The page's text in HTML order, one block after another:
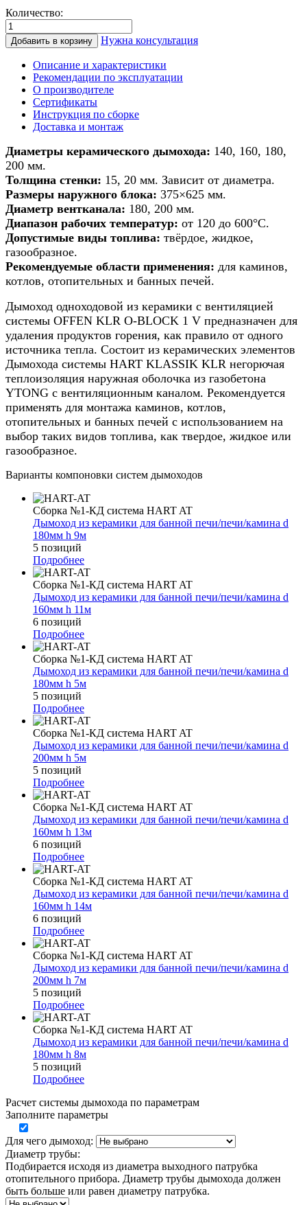
Количество:
Количество
товара
Дымоход
керамики
печи/
камина/
котла
140мм
h
12м
Добавить в корзину Нужна консультация
Описание и характеристики
Рекомендации по эксплуатации
О производителе
Сертификаты
Инструкция по сборке
Доставка и монтаж
Диаметры керамического дымохода: 140, 160, 180,
200 мм.
Толщина стенки: 15, 20 мм. Зависит от диаметра.
Размеры наружного блока: 375×625 мм.
Диаметр вентканала: 180, 200 мм.
Диапазон рабочих температур: от 120 до 600°С.
Допустимые виды топлива: твёрдое, жидкое,
газообразное.
Рекомендуемые области применения: для каминов,
котлов, отопительных и банных печей.
Дымоход одноходовой из керамики с вентиляцией
системы OFFEN KLR О-BLOCK 1 V предназначен для
удаления продуктов горения, как правило от одного
источника тепла. Состоит из керамических элементов
Дымохода системы HART KLASSIK KLR негорючая
теплоизоляция наружная оболочка из газобетона
YTONG с вентиляционным каналом. Рекомендуется
применять для монтажа каминов, котлов,
отопительных и банных печей с использованием на
выбор таких видов топлива, как твердое, жидкое или
газообразное.
Варианты компоновки систем дымоходов
Сборка №1-КД система HART AT
Дымоход из керамики для банной печи/печи/камина d
180мм h 9м
5 позиций
Подробнее
Сборка №1-КД система HART AT
Дымоход из керамики для банной печи/печи/камина d
160мм h 11м
6 позиций
Подробнее
Сборка №1-КД система HART AT
Дымоход из керамики для банной печи/печи/камина d
180мм h 5м
5 позиций
Подробнее
Сборка №1-КД система HART AT
Дымоход из керамики для банной печи/печи/камина d
200мм h 5м
5 позиций
Подробнее
Сборка №1-КД система HART AT
Дымоход из керамики для банной печи/печи/камина d
160мм h 13м
6 позиций
Подробнее
Сборка №1-КД система HART AT
Дымоход из керамики для банной печи/печи/камина d
160мм h 14м
6 позиций
Подробнее
Сборка №1-КД система HART AT
Дымоход из керамики для банной печи/печи/камина d
200мм h 7м
5 позиций
Подробнее
Сборка №1-КД система HART AT
Дымоход из керамики для банной печи/печи/камина d
180мм h 8м
5 позиций
Подробнее
Расчет системы дымохода по параметрам
Заполните параметры
Для чего дымоход:
Диаметр трубы:
Подбирается исходя из диаметра выходного патрубка
отопительного прибора. Диаметр трубы дымохода должен
быть больше или равен диаметру патрубка.